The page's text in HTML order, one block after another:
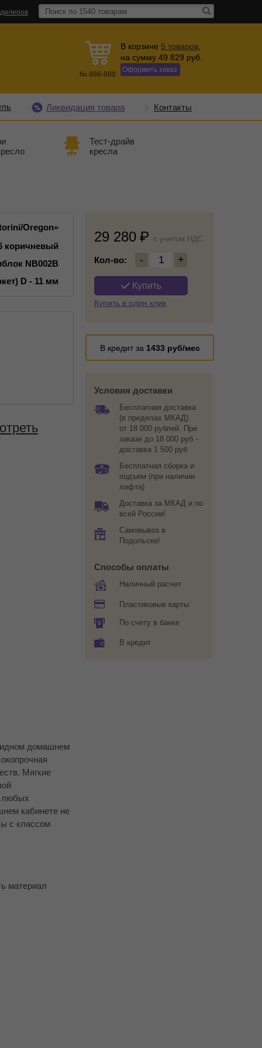
№ 000-000
В корзине 5 товаров
на сумму 49 829 руб.
Оформить заказ
Ликвидация товара Контакты
Тест-драйв
кресла
29 280 c учетом НДС
Кол-во: - 1 +
Купить
Купить в один клик
В кредит за 1433 руб/мес
Условия доставки
Бесплатная доставка
(в пределах МКАД)
от 18 000 рублей. При
заказе до 18 000 руб -
доставка 1 500 руб
Бесплатная сборка и
подъем (при наличии
лифта)
Доставка за МКАД и по
всей России!
Самовывоз в
Подольске!
Способы оплаты
Наличный расчет
Пластиковые карты
По счету в банке
В кредит
Oregon»
коричневый
NB002B
D - 11 мм
домашнем
Мягкие
любых
кабинете не
с классом
материал